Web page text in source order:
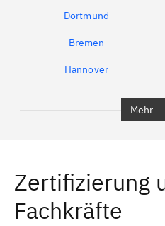
Dortmund
Bremen
Hannover
Erlangen
Bayreuth
Mehr
Zertifizierung
Fachkräfte